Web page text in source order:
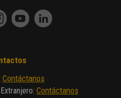
Contáctanos
: Contáctanos